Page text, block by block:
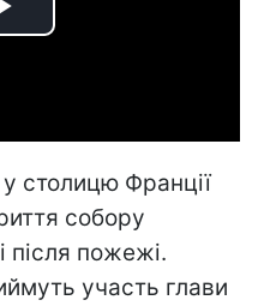
Play
столицю Франції
собору
після пожежі.
участь глави